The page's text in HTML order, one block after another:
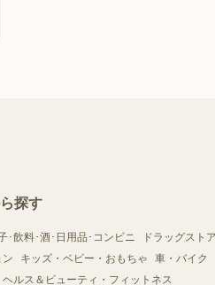
探す
･飲料･酒･日用品･コンビニ ドラッグストア
ン キッズ・ベビー・おもちゃ 車・バイク
ヘルス＆ビューティ・フィットネス